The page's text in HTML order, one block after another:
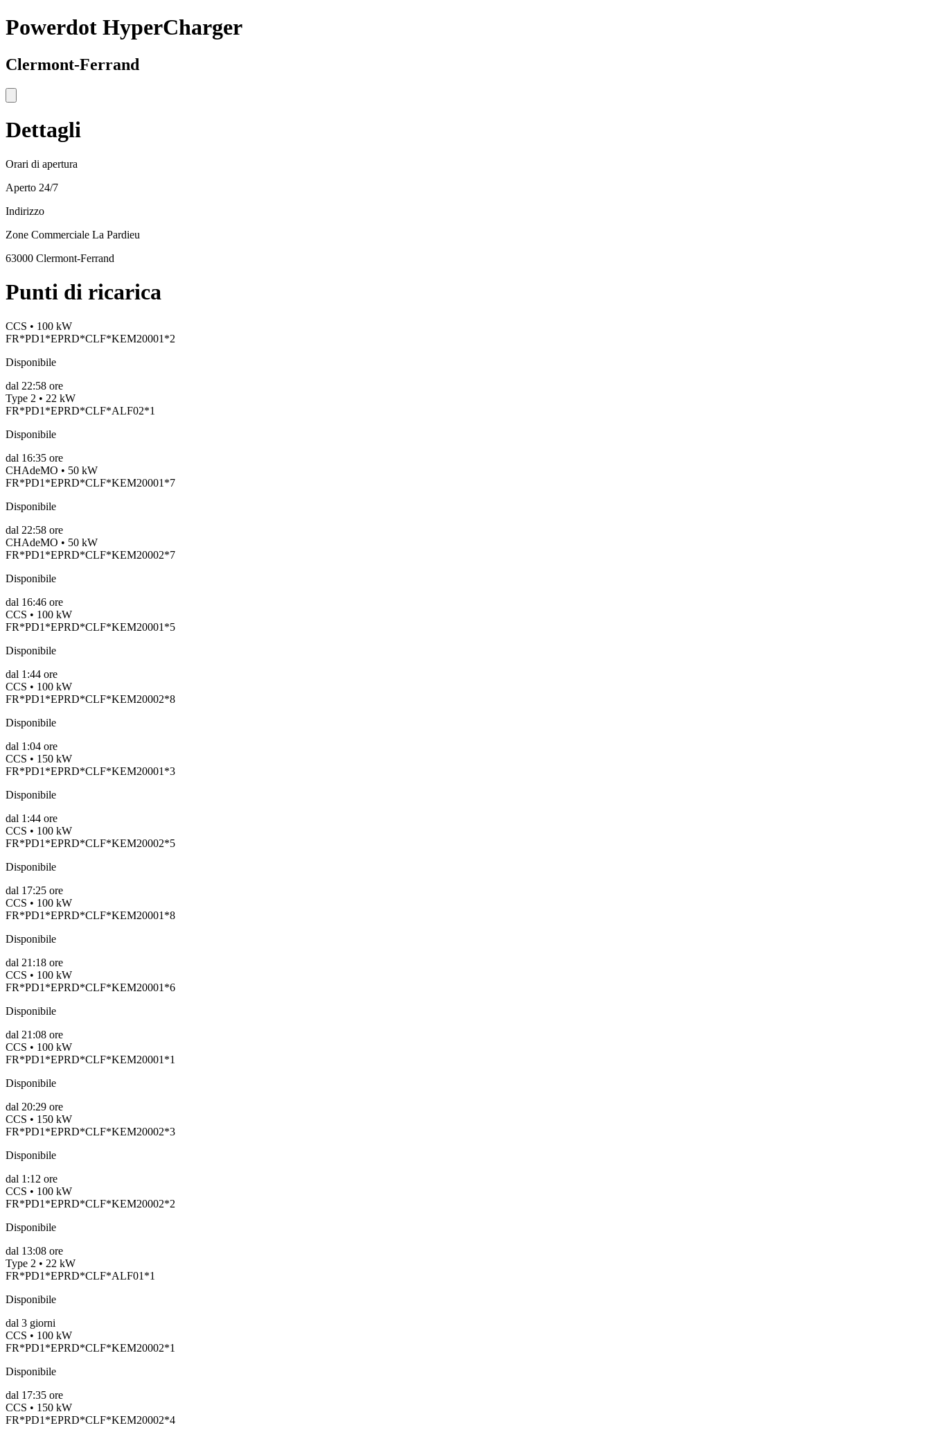
Powerdot HyperCharger
Clermont-Ferrand
Dettagli
Orari di apertura
Aperto 24/7
Indirizzo
Zone Commerciale La Pardieu
63000 Clermont-Ferrand
Punti di ricarica
CCS • 100 kW
FR*PD1*EPRD*CLF*KEM20001*2
Disponibile
dal 22:58 ore
Type 2 • 22 kW
FR*PD1*EPRD*CLF*ALF02*1
Disponibile
dal 16:35 ore
CHAdeMO • 50 kW
FR*PD1*EPRD*CLF*KEM20001*7
Disponibile
dal 22:58 ore
CHAdeMO • 50 kW
FR*PD1*EPRD*CLF*KEM20002*7
Disponibile
dal 16:46 ore
CCS • 100 kW
FR*PD1*EPRD*CLF*KEM20001*5
Disponibile
dal 1:44 ore
CCS • 100 kW
FR*PD1*EPRD*CLF*KEM20002*8
Disponibile
dal 1:04 ore
CCS • 150 kW
FR*PD1*EPRD*CLF*KEM20001*3
Disponibile
dal 1:44 ore
CCS • 100 kW
FR*PD1*EPRD*CLF*KEM20002*5
Disponibile
dal 17:25 ore
CCS • 100 kW
FR*PD1*EPRD*CLF*KEM20001*8
Disponibile
dal 21:18 ore
CCS • 100 kW
FR*PD1*EPRD*CLF*KEM20001*6
Disponibile
dal 21:08 ore
CCS • 100 kW
FR*PD1*EPRD*CLF*KEM20001*1
Disponibile
dal 20:29 ore
CCS • 150 kW
FR*PD1*EPRD*CLF*KEM20002*3
Disponibile
dal 1:12 ore
CCS • 100 kW
FR*PD1*EPRD*CLF*KEM20002*2
Disponibile
dal 13:08 ore
Type 2 • 22 kW
FR*PD1*EPRD*CLF*ALF01*1
Disponibile
dal 3 giorni
CCS • 100 kW
FR*PD1*EPRD*CLF*KEM20002*1
Disponibile
dal 17:35 ore
CCS • 150 kW
FR*PD1*EPRD*CLF*KEM20002*4